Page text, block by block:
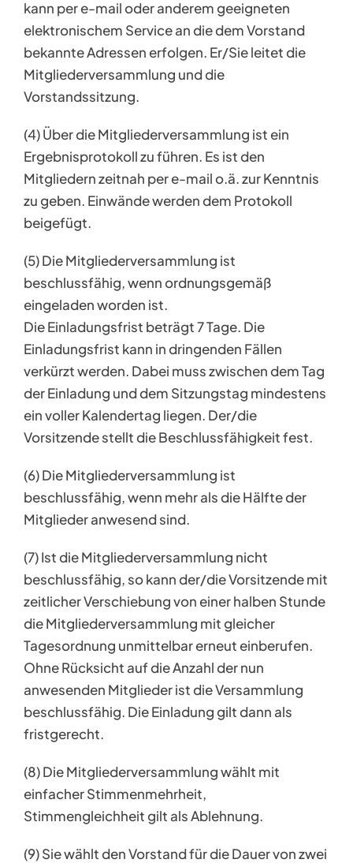
kann per e-mail oder anderem geeigneten
elektronischem Service an die dem Vorstand
bekannte Adressen erfolgen. Er/Sie leitet die
Mitgliederversammlung und die
Vorstandssitzung.
(4) Über die Mitgliederversammlung ist ein
Ergebnisprotokoll zu führen. Es ist den
Mitgliedern zeitnah per e-mail o.ä. zur Kenntnis
zu geben. Einwände werden dem Protokoll
beigefügt.
(5) Die Mitgliederversammlung ist
beschlussfähig, wenn ordnungsgemäß
eingeladen worden ist.
Die Einladungsfrist beträgt 7 Tage. Die
Einladungsfrist kann in dringenden Fällen
verkürzt werden. Dabei muss zwischen dem Tag
der Einladung und dem Sitzungstag mindestens
ein voller Kalendertag liegen. Der/die
Vorsitzende stellt die Beschlussfähigkeit fest.
(6) Die Mitgliederversammlung ist
beschlussfähig, wenn mehr als die Hälfte der
Mitglieder anwesend sind.
(7) Ist die Mitgliederversammlung nicht
beschlussfähig, so kann der/die Vorsitzende mit
zeitlicher Verschiebung von einer halben Stunde
die Mitgliederversammlung mit gleicher
Tagesordnung unmittelbar erneut einberufen.
Ohne Rücksicht auf die Anzahl der nun
anwesenden Mitglieder ist die Versammlung
beschlussfähig. Die Einladung gilt dann als
fristgerecht.
(8) Die Mitgliederversammlung wählt mit
einfacher Stimmenmehrheit,
Stimmengleichheit gilt als Ablehnung.
(9) Sie wählt den Vorstand für die Dauer von zwei